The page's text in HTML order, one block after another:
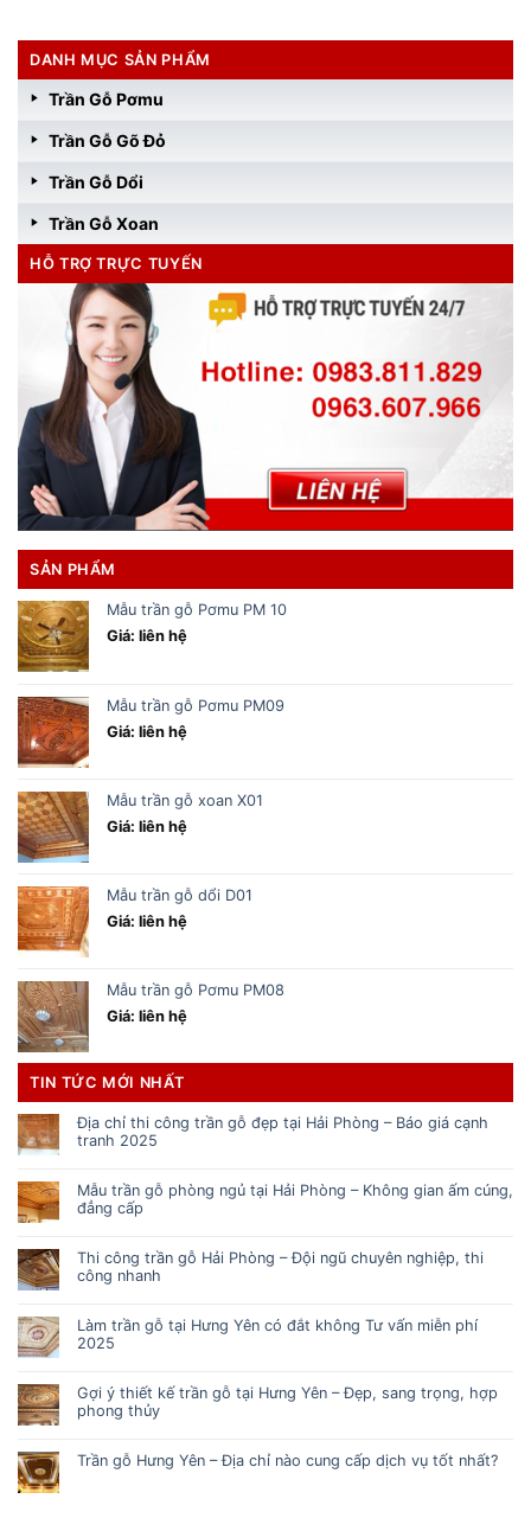
DANH MỤC SẢN PHẨM
Trần Gỗ Pơmu
Trần Gỗ Gõ Đỏ
Trần Gỗ Dổi
Trần Gỗ Xoan
HỖ TRỢ TRỰC TUYẾN
SẢN PHẨM
Mẫu trần gỗ Pơmu PM 10
Giá: liên hệ
Mẫu trần gỗ Pơmu PM09
Giá: liên hệ
Mẫu trần gỗ xoan X01
Giá: liên hệ
Mẫu trần gỗ dổi D01
Giá: liên hệ
Mẫu trần gỗ Pơmu PM08
Giá: liên hệ
TIN TỨC MỚI NHẤT
Địa chỉ thi công trần gỗ đẹp tại Hải Phòng – Báo giá cạnh
tranh 2025
Mẫu trần gỗ phòng ngủ tại Hải Phòng – Không gian ấm cúng,
đẳng cấp
Thi công trần gỗ Hải Phòng – Đội ngũ chuyên nghiệp, thi
công nhanh
Làm trần gỗ tại Hưng Yên có đắt không Tư vấn miễn phí
2025
Gợi ý thiết kế trần gỗ tại Hưng Yên – Đẹp, sang trọng, hợp
phong thủy
Trần gỗ Hưng Yên – Địa chỉ nào cung cấp dịch vụ tốt nhất?